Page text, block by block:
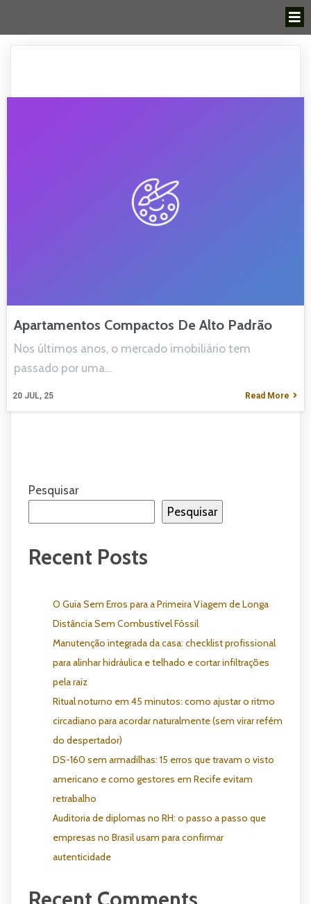
Apartamentos Compactos De Alto Padrão
20 JUL, 25
Nos últimos anos, o mercado imobiliário tem
passado por uma…
Read More
Pesquisar
Pesquisar
Recent Posts
O Guia Sem Erros para a Primeira Viagem de Longa
Distância Sem Combustível Fóssil
Manutenção integrada da casa: checklist profissional
para alinhar hidráulica e telhado e cortar infiltrações
pela raiz
Ritual noturno em 45 minutos: como ajustar o ritmo
circadiano para acordar naturalmente (sem virar refém
do despertador)
DS-160 sem armadilhas: 15 erros que travam o visto
americano e como gestores em Recife evitam
retrabalho
Auditoria de diplomas no RH: o passo a passo que
empresas no Brasil usam para confirmar
autenticidade